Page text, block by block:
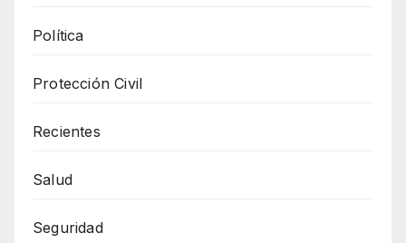
Política
Protección Civil
Recientes
Salud
Seguridad